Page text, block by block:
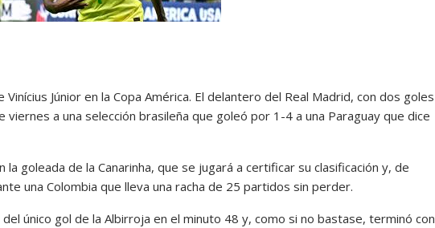
Júnior en la Copa América. El delantero del Real Madrid, con dos goles
a una selección brasileña que goleó por 1-4 a una Paraguay que dice
la goleada de la Canarinha, que se jugará a certificar su clasificación y, de
una Colombia que lleva una racha de 25 partidos sin perder.
único gol de la Albirroja en el minuto 48 y, como si no bastase, terminó con